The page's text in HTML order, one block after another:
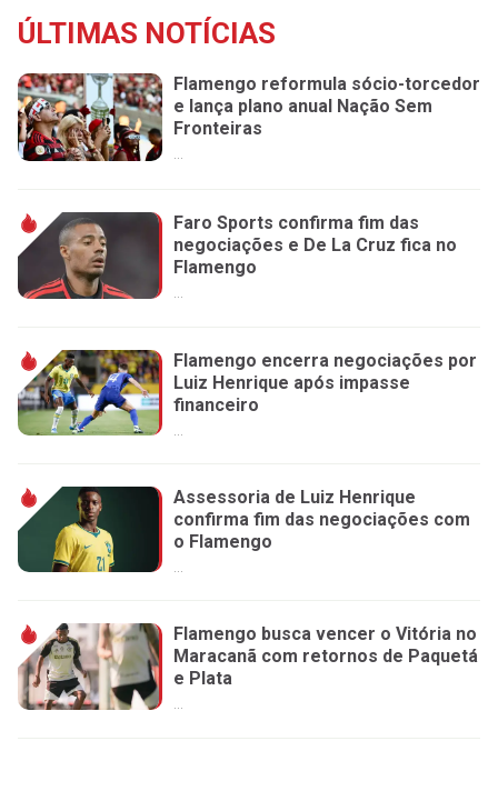
ÚLTIMAS NOTÍCIAS
Flamengo reformula sócio-torcedor
e lança plano anual Nação Sem
Fronteiras
...
Faro Sports confirma fim das
negociações e De La Cruz fica no
Flamengo
...
Flamengo encerra negociações por
Luiz Henrique após impasse
financeiro
Assessoria de Luiz Henrique
confirma fim das negociações com
o Flamengo
...
Flamengo busca vencer o Vitória no
Maracanã com retornos de Paquetá
e Plata
...